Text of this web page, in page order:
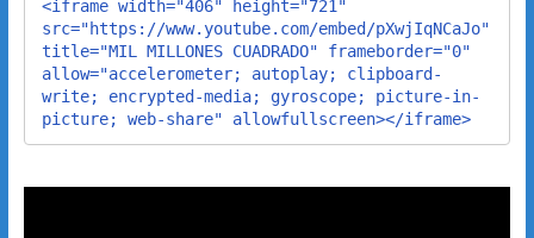
<iframe width="406" height="721"
src="https://www.youtube.com/embed/pXwjIqNCaJo"
title="MIL MILLONES CUADRADO" frameborder="0"
allow="accelerometer; autoplay; clipboard-
write; encrypted-media; gyroscope; picture-in-
picture; web-share" allowfullscreen></iframe>